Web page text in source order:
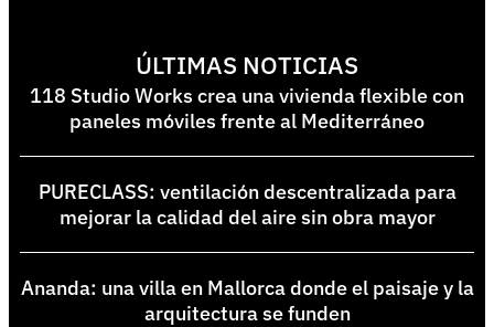
ÚLTIMAS NOTICIAS
118 Studio Works crea una vivienda flexible con
paneles móviles frente al Mediterráneo
PURECLASS: ventilación descentralizada para
mejorar la calidad del aire sin obra mayor
Ananda: una villa en Mallorca donde el paisaje y la
arquitectura se funden